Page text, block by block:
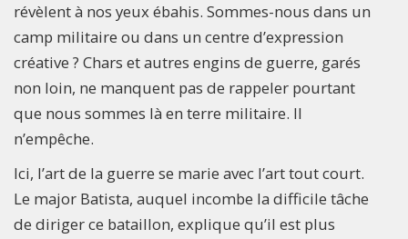
révèlent à nos yeux ébahis. Sommes-nous dans un
camp militaire ou dans un centre d’expression
créative ? Chars et autres engins de guerre, garés
non loin, ne manquent pas de rappeler pourtant
que nous sommes là en terre militaire. Il
n’empêche.
Ici, l’art de la guerre se marie avec l’art tout court.
Le major Batista, auquel incombe la difficile tâche
de diriger ce bataillon, explique qu’il est plus